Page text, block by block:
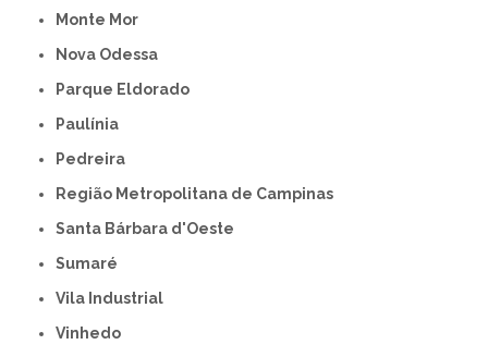
Monte Mor
Nova Odessa
Parque Eldorado
Paulínia
Pedreira
Região Metropolitana de Campinas
Santa Bárbara d'Oeste
Sumaré
Vila Industrial
Vinhedo